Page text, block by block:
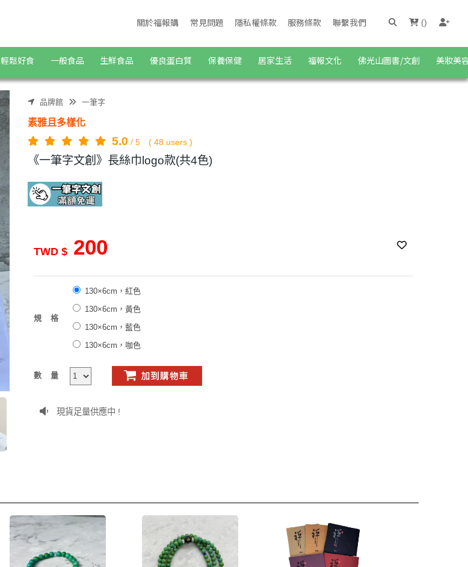
關於福報購 常見問題 隱私權條款 服務條款 聯繫我們 ()
輕鬆好食 一般食品 生鮮食品 優良蛋白質 保養保健 居家生活 福報文化 佛光山圖書/文創 美妝美
品牌館 一筆字
素雅且多樣化
5.0 / 5 ( 48 users )
《一筆字文創》長絲巾logo款(共4色)
TWD $ 200
規格
130×6cm，紅色
130×6cm，黃色
130×6cm，藍色
130×6cm，咖色
數量
現貨足量供應中 !